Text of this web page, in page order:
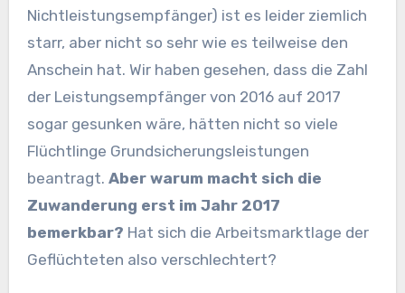
Nichtleistungsempfänger) ist es leider ziemlich
starr, aber nicht so sehr wie es teilweise den
Anschein hat. Wir haben gesehen, dass die Zahl
der Leistungsempfänger von 2016 auf 2017
sogar gesunken wäre, hätten nicht so viele
Flüchtlinge Grundsicherungsleistungen
beantragt. Aber warum macht sich die
Zuwanderung erst im Jahr 2017
bemerkbar? Hat sich die Arbeitsmarktlage der
Geflüchteten also verschlechtert?